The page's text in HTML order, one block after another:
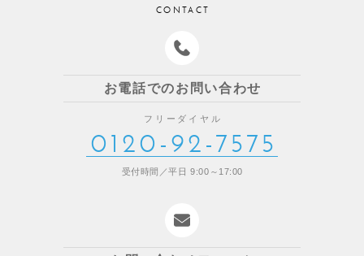
CONTACT
お電話でのお問い合わせ
フリーダイヤル
0120-92-7575
受付時間／平日 9:00～17:00